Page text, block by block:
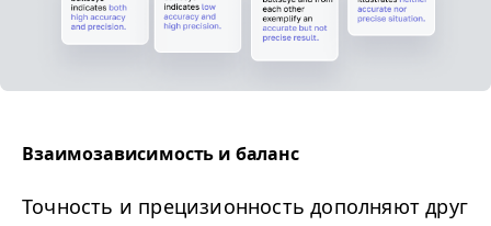
Взаимозависимость и баланс
Точность и прецизионность дополняют друг